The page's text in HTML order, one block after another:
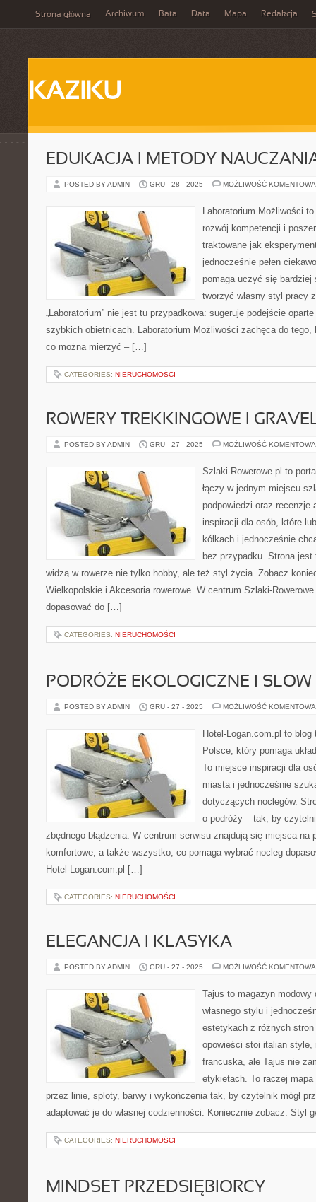
Strona główna Archiwum Bata Data Mapa Redakcja
KAZIKU
EDUKACJA I METODY
POSTED BY ADMIN GRU - 28 - 2025 MOŻLIWOŚĆ
Laboratorium Możliwości
rozwój kompetencji i
traktowane jak
jednocześnie pełen
pomaga uczyć się bardziej
tworzyć własny styl pracy
„Laboratorium” nie jest tu przypadkowa: sugeruje podejście
szybkich obietnicach. Laboratorium Możliwości zachęca do
co można mierzyć – […]
CATEGORIES: NIERUCHOMOŚCI
ROWERY TREKKINGOWE I
POSTED BY ADMIN GRU - 27 - 2025 MOŻLIWOŚĆ
Szlaki-Rowerowe.pl to
łączy w jednym miejscu
podpowiedzi oraz recenzje
inspiracji dla osób, które
kółkach i jednocześnie
bez przypadku. Strona
widzą w rowerze nie tylko hobby, ale też styl życia. Zobacz
Wielkopolskie i Akcesoria rowerowe. W centrum Szlaki-
dopasować do […]
CATEGORIES: NIERUCHOMOŚCI
PODRÓŻE EKOLOGICZNE I
POSTED BY ADMIN GRU - 27 - 2025 MOŻLIWOŚĆ
Hotel-Logan.com.pl to
Polsce, który pomaga
To miejsce inspiracji dla
miasta i jednocześnie
dotyczących noclegów.
o podróży – tak, by
zbędnego błądzenia. W centrum serwisu znajdują się miejsca na
komfortowe, a także wszystko, co pomaga wybrać nocleg
Hotel-Logan.com.pl […]
CATEGORIES: NIERUCHOMOŚCI
ELEGANCJA I KLASYKA
POSTED BY ADMIN GRU - 27 - 2025 MOŻLIWOŚĆ
Tajus to magazyn
własnego stylu i
estetykach z różnych
opowieści stoi italian style,
francuska, ale Tajus nie
etykietach. To raczej
przez linie, sploty, barwy i wykończenia tak, by czytelnik mógł
adaptować je do własnej codzienności. Koniecznie zobacz: Styl
CATEGORIES: NIERUCHOMOŚCI
MINDSET PRZEDSIĘBIORCY